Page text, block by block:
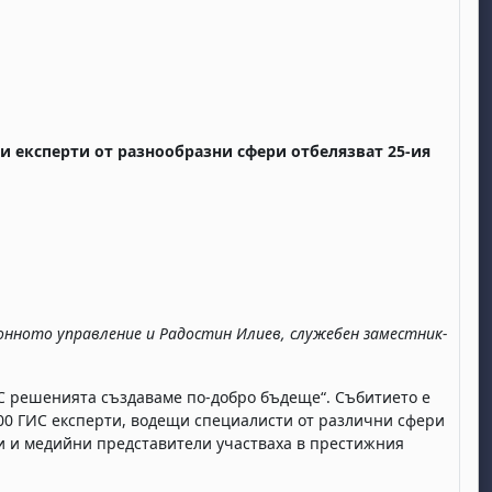
експерти от разнообразни сфери отбелязват 25-ия
управление и Радостин Илиев, служебен заместник-
създаваме по-добро бъдеще“. Събитието е
ГИС експерти, водещи специалисти от различни сфери
медийни представители участваха в престижния